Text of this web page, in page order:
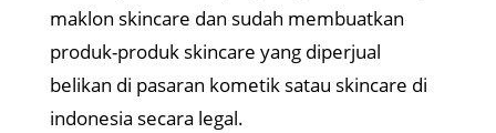
maklon skincare dan sudah membuatkan
produk-produk skincare yang diperjual
belikan di pasaran kometik satau skincare di
indonesia secara legal.